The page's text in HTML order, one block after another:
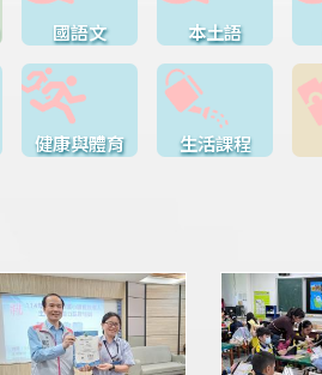
國語文 本土語
健康與體育 生活課程